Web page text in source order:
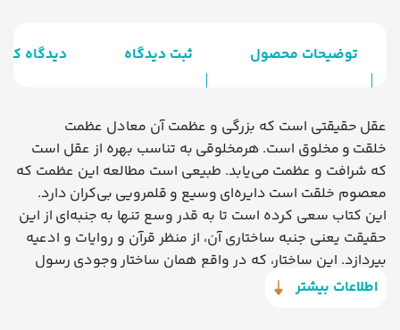
توضیحات محصول ثبت دیدگاه دیدگاه
عقل حقیقتی است که بزرگی و عظمت آن معادل عظمت
خلقت و مخلوق است. هرمخلوقی به تناسب بهره از عقل است
که شرافت و عظمت می‌یابد. طبیعی است مطالعه این عظمت که
معصوم خلقت است دایره‌ای وسیع و قلمرویی بی‌کران دارد.
این کتاب سعی کرده است تا به قدر وسع تنها به جنبه‌ای از این
حقیقت یعنی جنبه ساختاری آن، از منظر قرآن و روایات و ادعیه
بپردازد. این ساختار، که در واقع همان ساختار وجودی رسول
است معرفی کننده همه جانبه ابعاد وجودی انسان بوده
اطلاعات بیشتر